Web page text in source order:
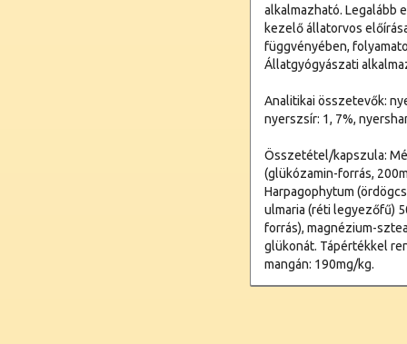
alkalmazható. Legalább
kezelő állatorvos
függvényében,
Állatgyógyászati
Analitikai összetevők:
nyerszsír: 1, 7%,
Összetétel/kapszula:
(glükózamin-forrás,
Harpagophytum
ulmaria (réti legyezőfű)
forrás), magnézium-
glükonát. Tápértékkel
mangán: 190mg/kg.